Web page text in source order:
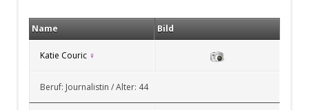
Name Bild
Katie Couric ♀
Beruf: Journalistin / Alter: 44